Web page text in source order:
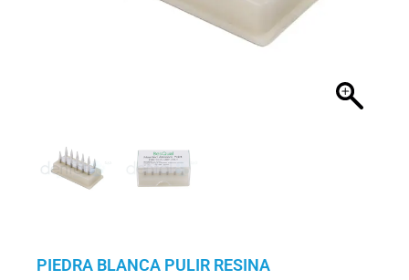
PIEDRA BLANCA PULIR RESINA